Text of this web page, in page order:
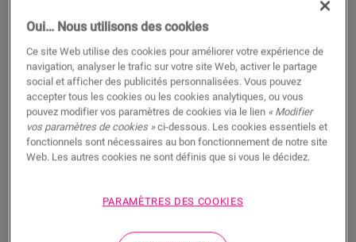
Profilé de transition - Black
ACCESSOIRES POUR VINYLE
PROFILÉ DE TRANSITION
NEVADPBLACK
Couverture des joints de dilatation
Oui… Nous utilisons des cookies
Ce site Web utilise des cookies pour améliorer votre expérience de
navigation, analyser le trafic sur votre site Web, activer le partage
social et afficher des publicités personnalisées. Vous pouvez
accepter tous les cookies ou les cookies analytiques, ou vous
pouvez modifier vos paramètres de cookies via le lien « Modifier
vos paramètres de cookies »ci-dessous. Les cookies essentiels et
fonctionnels sont nécessaires au bon fonctionnement de notre site
Web. Les autres cookies ne sont définis que si vous le décidez.
PARAMÈTRES DES COOKIES